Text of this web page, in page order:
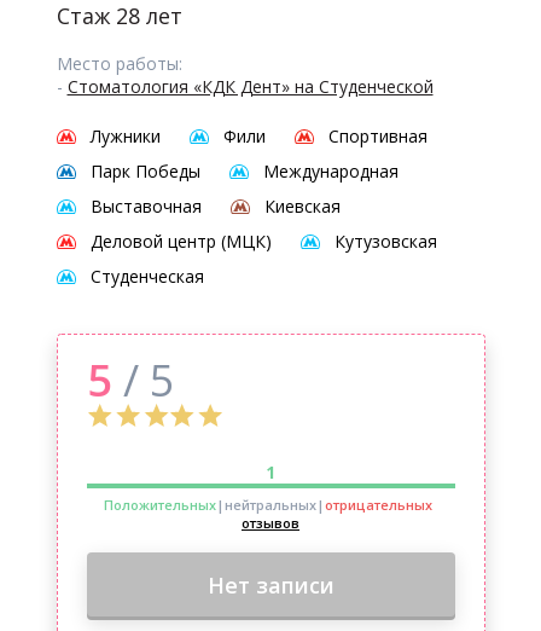
Стаж 28 лет
Место работы:
- Стоматология «КДК Дент» на Студенческой
Лужники Фили
Спортивная
Парк Победы
Международная
Выставочная
Киевская
Деловой центр (МЦК)
Кутузовская
Студенческая
5 / 5
1
Положительных|нейтральных| отрицательных
отзывов
Нет записи